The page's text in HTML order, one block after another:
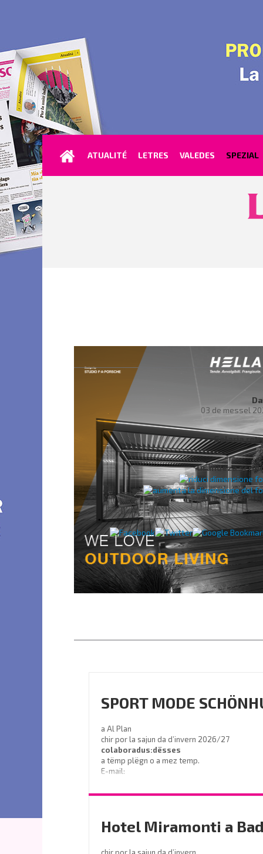
ATUALITÉ LETRES VALEDES SPEZIAL
03 de messel
Galaria
Grandeza
SPORT MODE
a Al Plan
chir por la sajun da d’invern 2026/27
colaboradus:dësses
a tëmp plëgn o a mez temp.
E-mail:
Hotel Miramonti a